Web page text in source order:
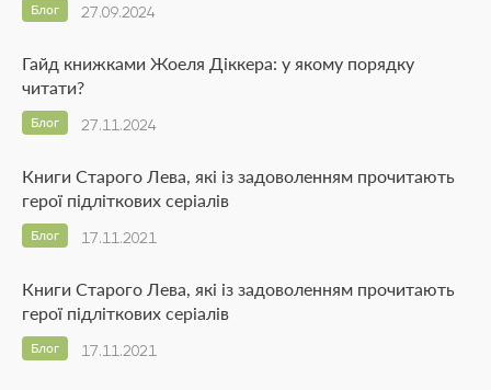
27.09.2024
Блог
Гайд книжками Жоеля Діккера: у якому порядку
читати?
27.11.2024
Блог
Книги Старого Лева, які із задоволенням прочитають
герої підліткових серіалів
17.11.2021
Блог
Книги Старого Лева, які із задоволенням прочитають
герої підліткових серіалів
17.11.2021
Блог